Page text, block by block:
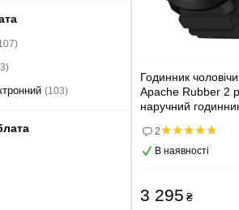
(103)
Годинник
Apache Rubber 2
наручний
2
В наявності
3 295₴